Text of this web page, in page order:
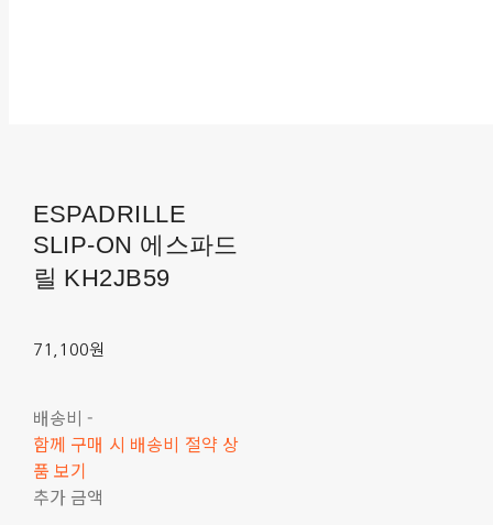
ESPADRILLE
SLIP-ON 에스파드
릴 KH2JB59
71,100원
배송비 -
함께 구매 시 배송비 절약 상
품 보기
추가 금액